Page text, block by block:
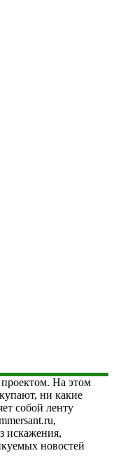
На этом
ни какие
собой ленту
искажения,
новостей